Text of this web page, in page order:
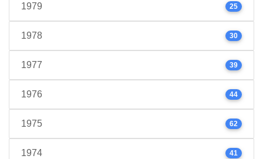
1979 25
1978 30
1977 39
1976 44
1975 62
1974 41